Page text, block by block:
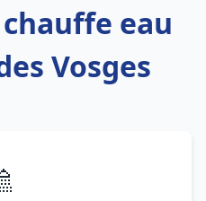
eau
Vosges